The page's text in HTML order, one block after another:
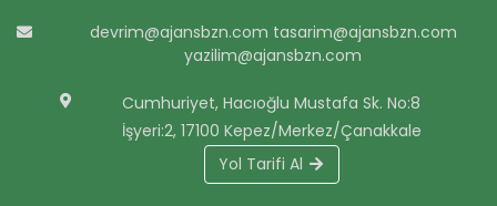
devrim@ajansbzn.com tasarim@ajansbzn.com
yazilim@ajansbzn.com
Cumhuriyet, Hacıoğlu Mustafa Sk. No:8
İşyeri:2, 17100 Kepez/Merkez/Çanakkale
Yol Tarifi Al